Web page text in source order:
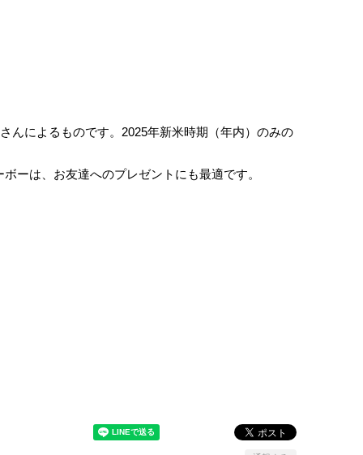
んによるものです。2025年新米時期（年内）のみの
ーは、お友達へのプレゼントにも最適です。